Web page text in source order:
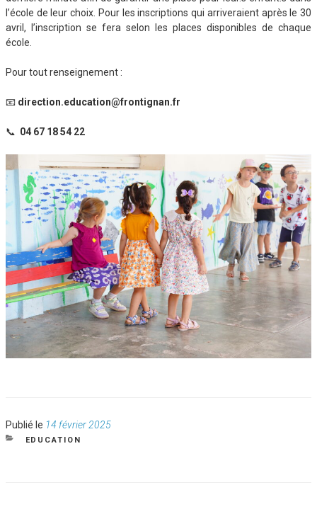
l’école de leur choix. Pour les inscriptions qui arriveraient après le 30
avril, l’inscription se fera selon les places disponibles de chaque
école.
Pour tout renseignement :
📧 direction.education@frontignan.fr
📞 04 67 18 54 22
Publié le Publié
le
14 février 2025
CATÉGORIES
EDUCATION